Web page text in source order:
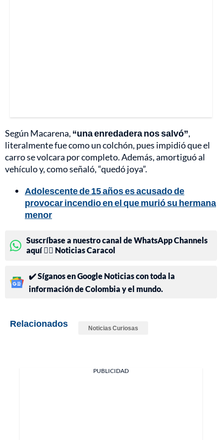
Según Macarena, “una enredadera nos salvó”,
literalmente fue como un colchón, pues impidió que el
carro se volcara por completo. Además, amortiguó al
vehículo y, como señaló, “quedó joya”.
Adolescente de 15 años es acusado de
provocar incendio en el que murió su hermana
menor
Suscríbase a nuestro canal de WhatsApp Channels
aquí 👉🏻 Noticias Caracol
✔️ Síganos en Google Noticias con toda la
información de Colombia y el mundo.
Relacionados Noticias Curiosas
PUBLICIDAD